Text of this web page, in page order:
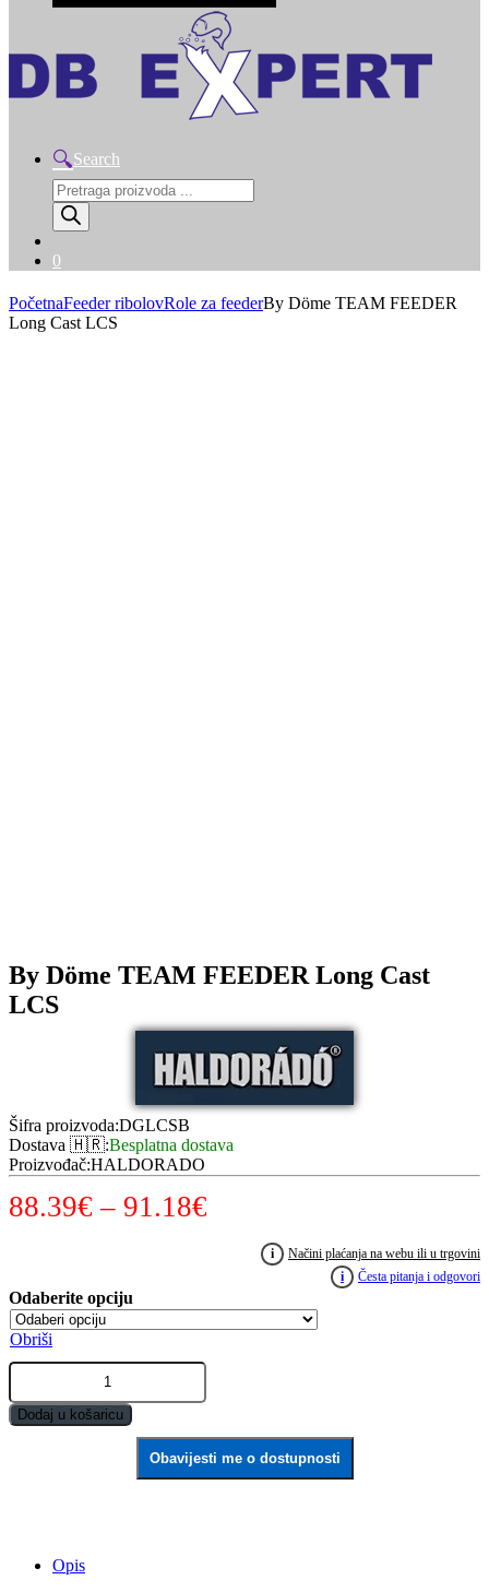
Search
Products
search
0
PočetnaFeeder ribolovRole za feederBy Döme TEAM FEEDER
Long Cast LCS
By Döme TEAM FEEDER Long Cast
LCS
Šifra proizvoda:DGLCSB
Dostava 🇭🇷:Besplatna dostava
Proizvođač:HALDORADO
88.39€ – 91.18€
cijena:
88.39€
i
Načini plaćanja na webu ili u trgovini
i
Česta pitanja i odgovori
Obriši
By
TEAM
FEEDER
Dodaj u košaricu
Obavijesti me o dostupnosti
Opis